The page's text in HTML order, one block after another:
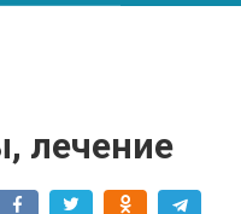
лечение